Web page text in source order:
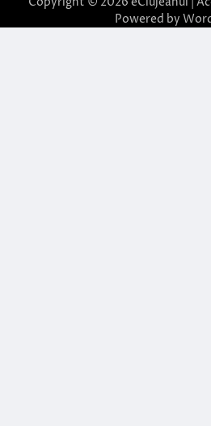
Powered by